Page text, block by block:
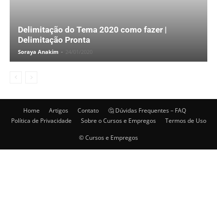
Delimitação do Tema 2020 como fazer |
Delimitação Pronta
Soraya Anakim -
Home Artigos Contato
🤔 Dúvidas Frequentes – FAQ
Política de Privacidade
Sobre o Cursos e Empregos Termos de Uso
© Cursos e Empregos